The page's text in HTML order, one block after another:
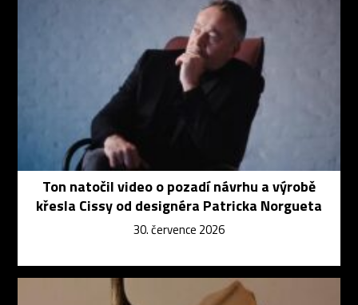
Ton natočil video o pozadí návrhu a výrobě
křesla Cissy od designéra Patricka Norgueta
30. července 2026